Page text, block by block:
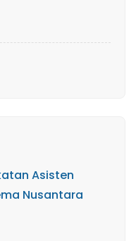
Asisten
Nusantara